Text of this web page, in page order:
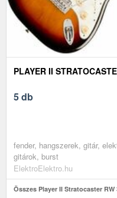
PLAYER II
5 db
fender, hangszerek, gitár,
gitárok, burst
ElektroElektro.hu
Összes Player II Stratocaster